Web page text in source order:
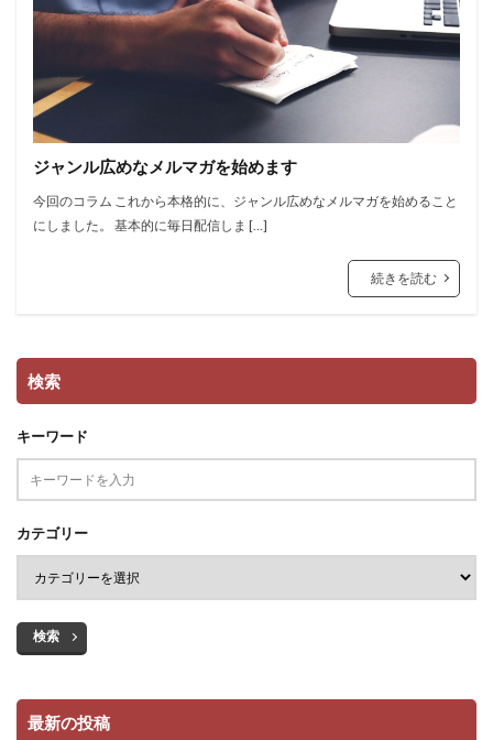
ジャンル広めなメルマガを始めます
今回のコラム これから本格的に、ジャンル広めなメルマガを始めること
にしました。 基本的に毎日配信しま […]
続きを読む
検索
キーワード
カテゴリー
検索
最新の投稿